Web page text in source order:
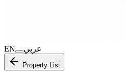
EN عربي
Property List